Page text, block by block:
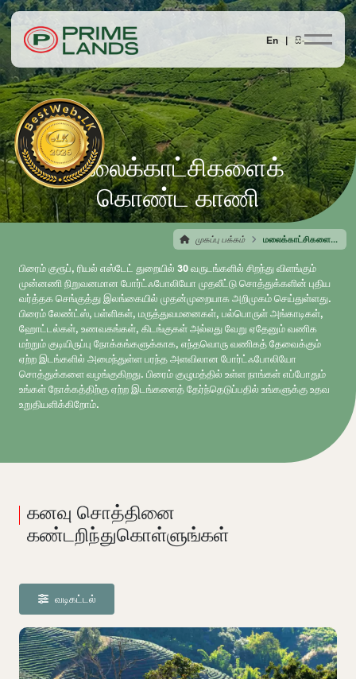
En | සිං
மலைக்காட்சிகளைக்
கொண்ட காணி
முகப்பு பக்கம் மலைக்காட்சிகளைக் கொண்ட காணி
பிரைம் குரூப், ரியல் எஸ்டேட் துறையில் 30 வருடங்களில் சிறந்து விளங்கும்
முன்னணி நிறுவனமான போர்ட்ஃபோலியோ முதலீட்டு சொத்துக்களின் புதிய
வர்த்தக செங்குத்து இலங்கையில் முதன்முறையாக அறிமுகம் செய்துள்ளது.
பிரைம் லேண்ட்ஸ், பள்ளிகள், மருத்துவமனைகள், பல்பொருள் அங்காடிகள்,
ஹோட்டல்கள், உணவகங்கள், கிடங்குகள் அல்லது வேறு ஏதேனும் வணிக
மற்றும் குடியிருப்பு நோக்கங்களுக்காக, எந்தவொரு வணிகத் தேவைக்கும்
ஏற்ற இடங்களில் அமைந்துள்ள பரந்த அளவிலான போர்ட்ஃபோலியோ
சொத்துக்களை வழங்குகிறது. பிரைம் குழுமத்தில் உள்ள நாங்கள் எப்போதும்
உங்கள் நோக்கத்திற்கு ஏற்ற இடங்களைத் தேர்ந்தெடுப்பதில் உங்களுக்கு உதவ
உறுதியளிக்கிறோம்.
கனவு சொத்தினை
கண்டறிந்துகொள்ளுங்கள்
வடிகட்டல்